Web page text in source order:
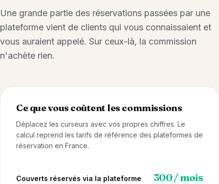
Une grande partie des réservations passées par une
plateforme vient de clients qui vous connaissaient et
vous auraient appelé. Sur ceux-là, la commission
n'achète rien.
Ce que vous coûtent les commissions
Déplacez les curseurs avec vos propres chiffres. Le
calcul reprend les tarifs de référence des plateformes de
réservation en France.
Couverts réservés via la plateforme 300 / mois